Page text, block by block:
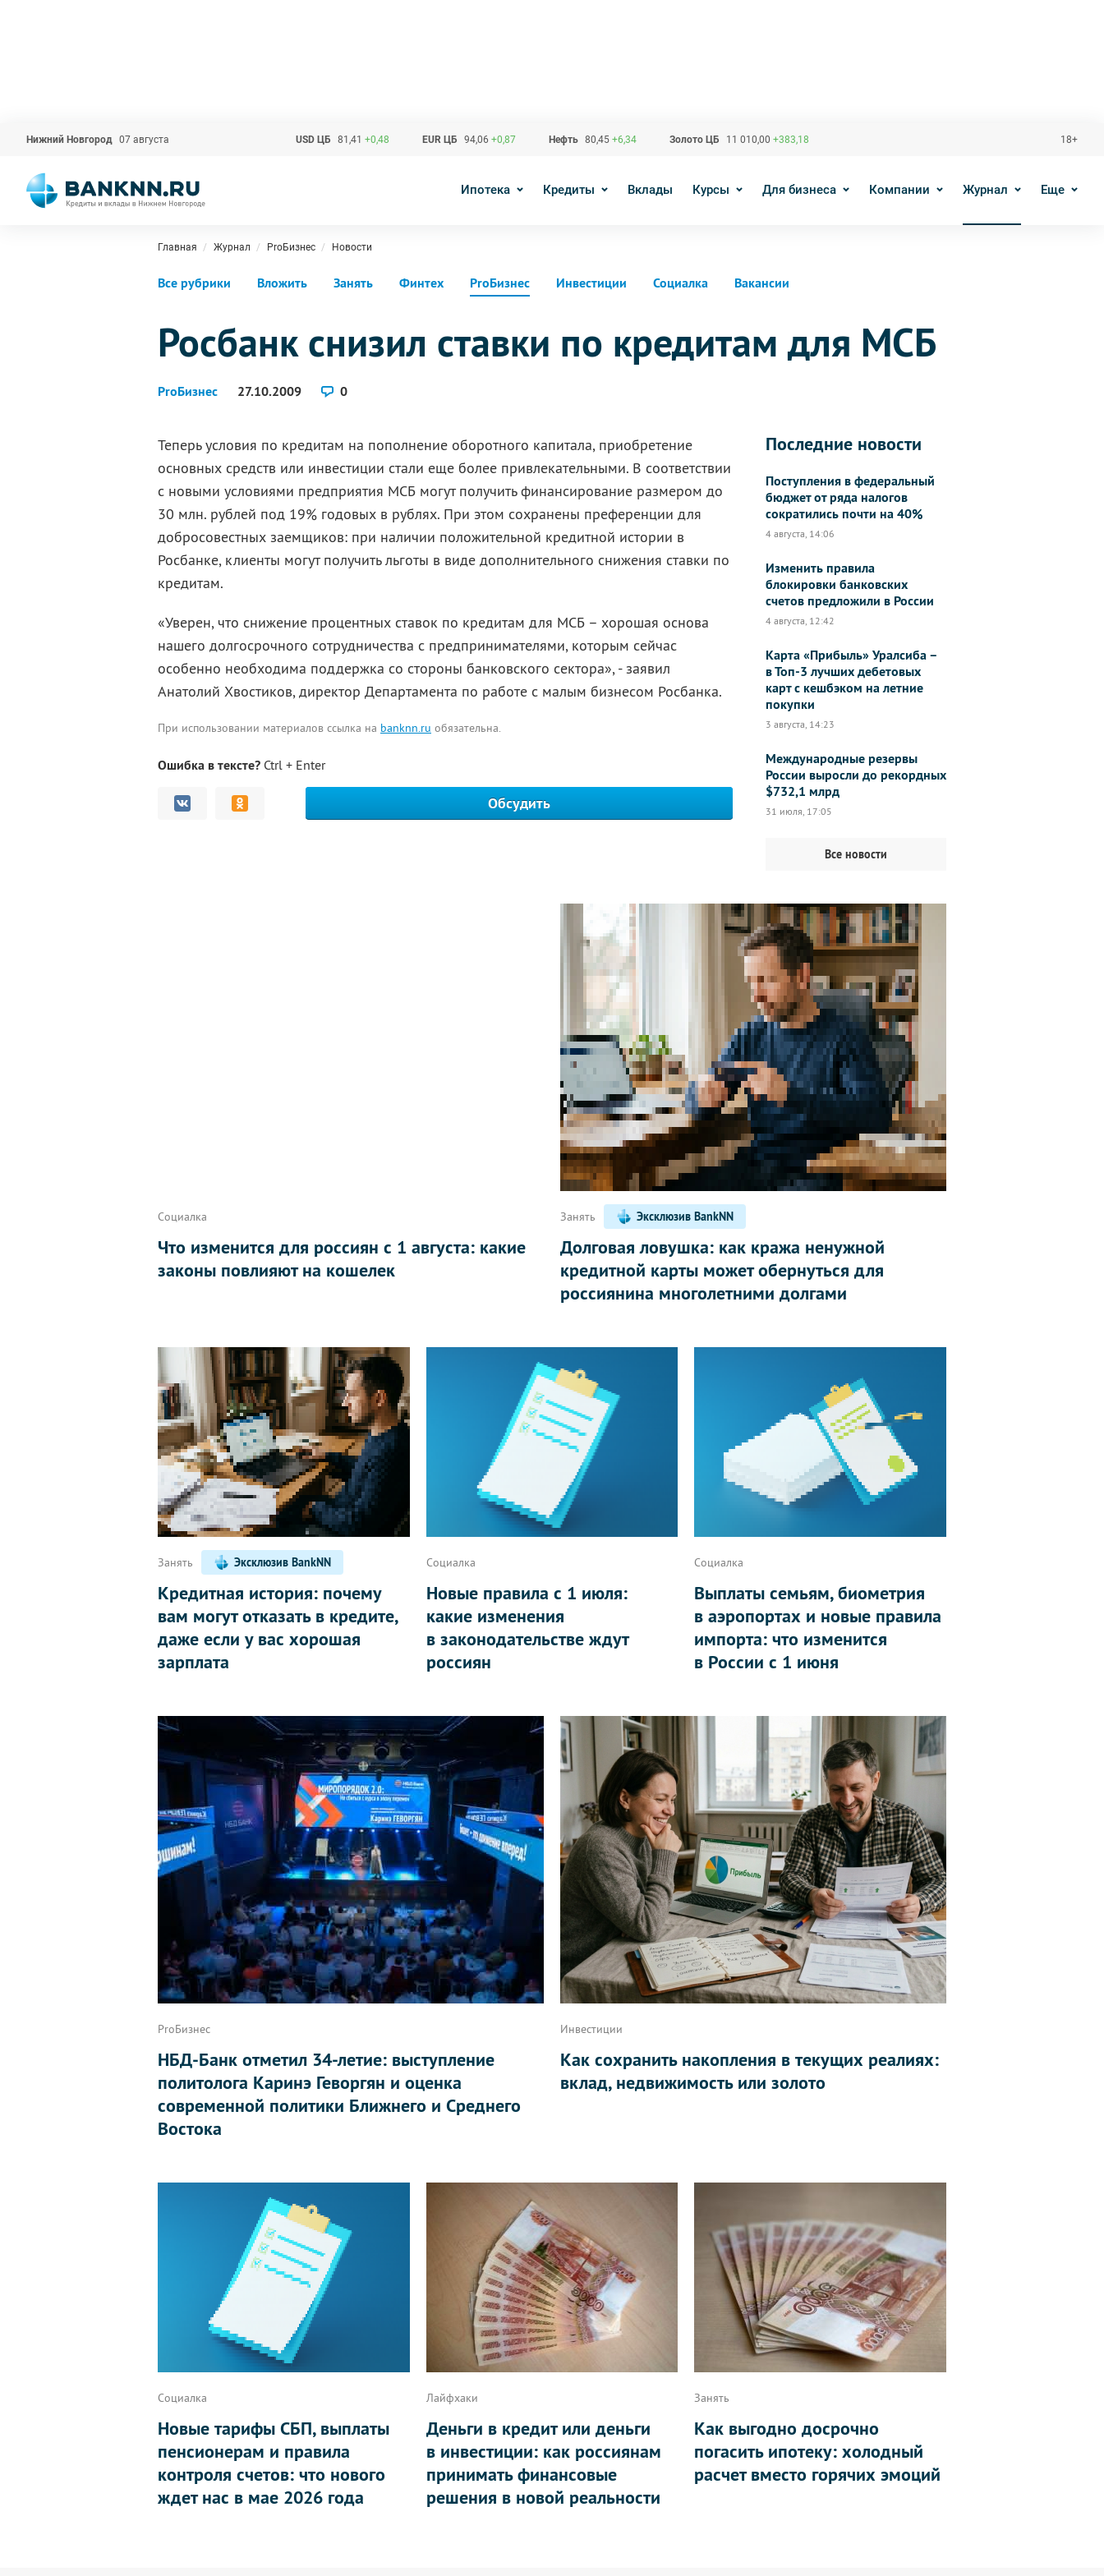
Нижний Новгород 07 августа USD ЦБ 81,41 +0,48 EUR ЦБ 94,06 +0,87 Нефть 80,45 +6,34 Золото ЦБ 11 010,00 +383,18 18+
Ипотека Кредиты Вклады Курсы Для бизнеса Компании Журнал Еще
Главная Журнал ProБизнес Новости
Все рубрики Вложить Занять Финтех ProБизнес Инвестиции Социалка Вакансии
Росбанк снизил ставки по кредитам для МСБ
ProБизнес 27.10.2009 0
Теперь условия по кредитам на пополнение оборотного капитала, приобретение
основных средств или инвестиции стали еще более привлекательными. В соответствии
с новыми условиями предприятия МСБ могут получить финансирование размером до
30 млн. рублей под 19% годовых в рублях. При этом сохранены преференции для
добросовестных заемщиков: при наличии положительной кредитной истории в
Росбанке, клиенты могут получить льготы в виде дополнительного снижения ставки по
кредитам.
«Уверен, что снижение процентных ставок по кредитам для МСБ – хорошая основа
нашего долгосрочного сотрудничества с предпринимателями, которым сейчас
особенно необходима поддержка со стороны банковского сектора», - заявил
Анатолий Хвостиков, директор Департамента по работе с малым бизнесом Росбанка.
При использовании материалов ссылка на banknn.ru обязательна.
Ошибка в тексте? Ctrl + Enter
Обсудить
Последние новости
Поступления в федеральный
бюджет от ряда налогов
сократились почти на 40%
4 августа, 14:06
Изменить правила
блокировки банковских
счетов предложили в России
4 августа, 12:42
Карта «Прибыль» Уралсиба –
в Топ-3 лучших дебетовых
карт с кешбэком на летние
покупки
3 августа, 14:23
Международные резервы
России выросли до рекордных
$732,1 млрд
31 июля, 17:05
Все новости
Социалка
Что изменится для россиян с 1 августа: какие
законы повлияют на кошелек
Занять Эксклюзив BankNN
Долговая ловушка: как кража ненужной
кредитной карты может обернуться для
россиянина многолетними долгами
Занять Эксклюзив BankNN
Кредитная история: почему
вам могут отказать в кредите,
даже если у вас хорошая
зарплата
Социалка
Новые правила с 1 июля:
какие изменения
в законодательстве ждут
россиян
Социалка
Выплаты семьям, биометрия
в аэропортах и новые правила
импорта: что изменится
в России с 1 июня
ProБизнес
НБД-Банк отметил 34-летие: выступление
политолога Каринэ Геворгян и оценка
современной политики Ближнего и Среднего
Востока
Инвестиции
Как сохранить накопления в текущих реалиях:
вклад, недвижимость или золото
Социалка
Новые тарифы СБП, выплаты
пенсионерам и правила
контроля счетов: что нового
ждет нас в мае 2026 года
Лайфхаки
Деньги в кредит или деньги
в инвестиции: как россиянам
принимать финансовые
решения в новой реальности
Занять
Как выгодно досрочно
погасить ипотеку: холодный
расчет вместо горячих эмоций